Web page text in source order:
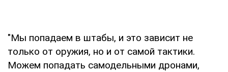
"Мы попадаем в штабы, и это зависит не
только от оружия, но и от самой тактики.
Можем попадать самодельными дронами,